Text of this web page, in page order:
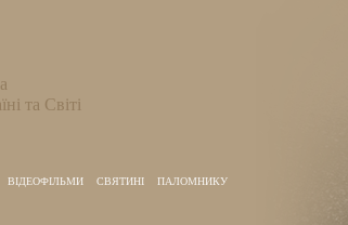
та Світі
ВІДЕОФІЛЬМИ СВЯТИНІ ПАЛОМНИКУ